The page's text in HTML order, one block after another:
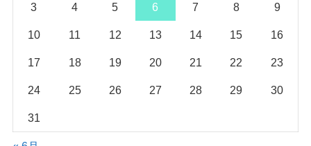
3 4 5 6 7 8 9
10 11 12 13 14 15 16
17 18 19 20 21 22 23
24 25 26 27 28 29 30
31